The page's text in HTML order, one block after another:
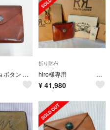
RRL コンチョボタン イタリア製 レザーサイズ 革 二つ折り財布 ブラウン メンズ ダブルアールエル【中古】5-0815G♪
折り財布
hiro様専用 RRL ダブルアールエル
¥ 41,980